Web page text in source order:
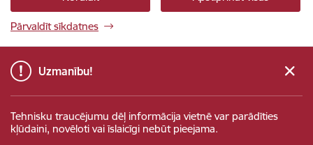
Pārvaldīt sīkdatnes
Uzmanību!
Tehnisku traucējumu dēļ informācija vietnē var parādīties
kļūdaini, novēloti vai īslaicīgi nebūt pieejama.